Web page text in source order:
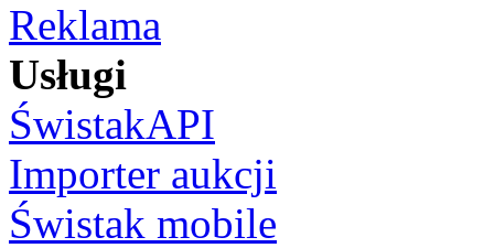
Reklama
Usługi
ŚwistakAPI
Importer aukcji
Świstak mobile